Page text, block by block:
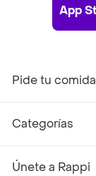
App
Pide tu
Categorías
Únete a Rappi